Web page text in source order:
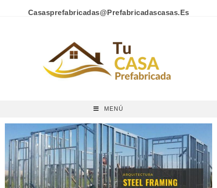
Casasprefabricadas@prefabricadascasas.es
MENÚ